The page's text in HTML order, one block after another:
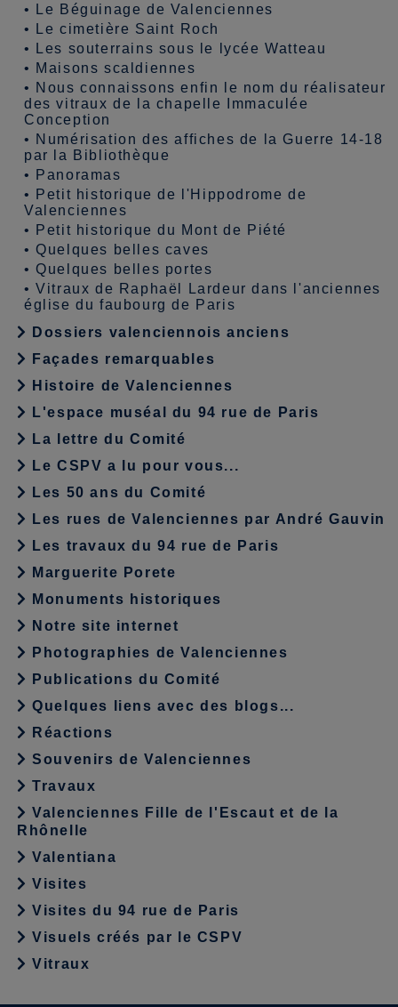
•
Le Béguinage de Valenciennes
•
Le cimetière Saint Roch
•
Les souterrains sous le lycée Watteau
• Maisons scaldiennes
• Nous connaissons enfin le nom du réalisateur
des vitraux de la chapelle Immaculée
Conception
• Numérisation des affiches de la Guerre 14-18
par la Bibliothèque
•
Panoramas
•
Petit historique de l'Hippodrome de
Valenciennes
•
Petit historique du Mont de Piété
•Quelques belles caves
•Quelques belles portes
•Vitraux de Raphaël Lardeur dans l'anciennes
église du faubourg de Paris
Dossiers valenciennois anciens
Façades remarquables
Histoire de Valenciennes
L'espace muséal du 94 rue de Paris
La lettre du Comité
Le CSPV a lu pour vous...
Les 50 ans du Comité
Les rues de Valenciennes par André Gauvin
Les travaux du 94 rue de Paris
Marguerite Porete
Monuments historiques
Notre site internet
Photographies de Valenciennes
Publications du Comité
Quelques liens avec des blogs...
Réactions
Souvenirs de Valenciennes
Travaux
Valenciennes Fille de l'Escaut et de la
Rhônelle
Valentiana
Visites
Visites du 94 rue de Paris
Visuels créés par le CSPV
Vitraux